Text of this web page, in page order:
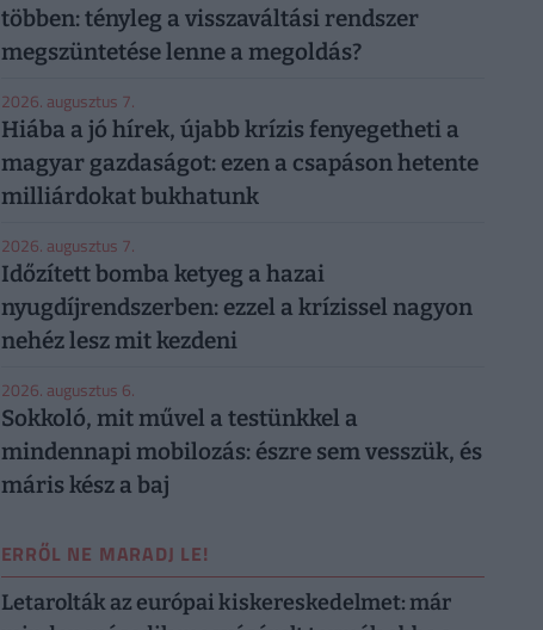
többen: tényleg a visszaváltási rendszer
megszüntetése lenne a megoldás?
2026. augusztus 7.
Hiába a jó hírek, újabb krízis fenyegetheti a
magyar gazdaságot: ezen a csapáson hetente
milliárdokat bukhatunk
2026. augusztus 7.
Időzített bomba ketyeg a hazai
nyugdíjrendszerben: ezzel a krízissel nagyon
nehéz lesz mit kezdeni
2026. augusztus 6.
Sokkoló, mit művel a testünkkel a
mindennapi mobilozás: észre sem vesszük, és
máris kész a baj
ERRŐL NE MARADJ LE!
Letarolták az európai kiskereskedelmet: már